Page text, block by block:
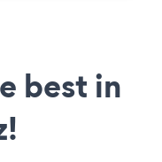
best in